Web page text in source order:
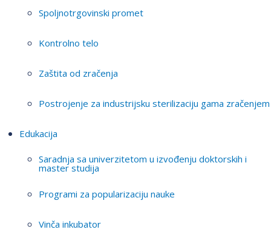
Spoljnotrgovinski promet
Kontrolno telo
Zaštita od zračenja
Postrojenje za industrijsku sterilizaciju gama zračenjem
Edukacija
Saradnja sa univerzitetom u izvođenju doktorskih i
master studija
Programi za popularizaciju nauke
Vinča inkubator